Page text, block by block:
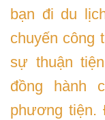
bạn đi du
chuyến công
sự thuận
đồng hành
phương tiện.